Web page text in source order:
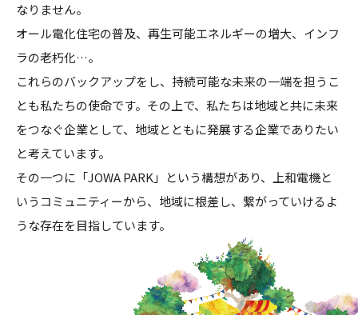
なりません。
オール電化住宅の普及、再生可能エネルギーの増大、インフ
ラの老朽化…。
これらのバックアップをし、持続可能な未来の一端を担うこ
とも私たちの使命です。その上で、私たちは地域と共に未来
をつなぐ企業として、 地域とともに発展する企業でありたい
と考えています。
その一つに「JOWA PARK」という構想があり、上和電機と
いう コミュニティーから、地域に根差し、繋がっていけるよ
うな存在を目指しています。